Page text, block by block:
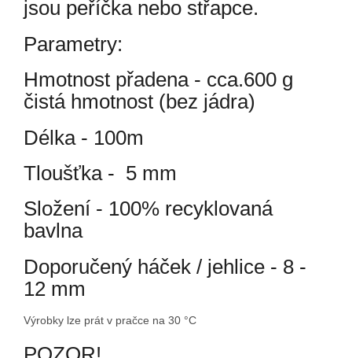
jsou peříčka nebo střapce.
Parametry:
Hmotnost přadena - cca.600 g
čistá hmotnost (bez jádra)
Délka - 100m
Tloušťka - 5 mm
Složení - 100% recyklovaná
bavlna
Doporučený háček / jehlice - 8 -
12 mm
Výrobky lze prát v pračce na 30 °C